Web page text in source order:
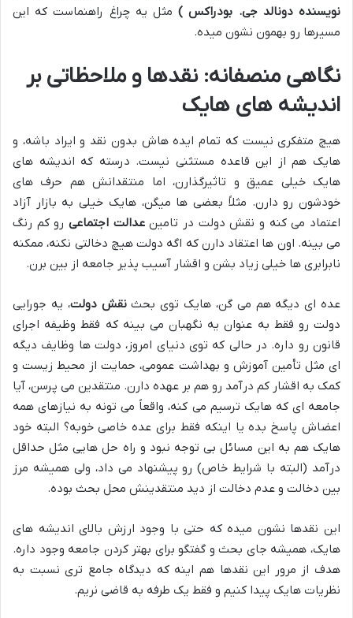
نویسنده دونالد جی. بودراکس )مثل یه چراغ راهنماست که این
مسیرها رو بهمون نشون میده.
نگاهی منصفانه: نقدها و ملاحظاتی بر
اندیشه های هایک
هیچ متفکری نیست که تمام ایده هاش بدون نقد و ایراد باشه، و
هایک هم از این قاعده مستثنی نیست. درسته که اندیشه های
هایک خیلی عمیق و تاثیرگذارن، اما منتقدانش هم حرف های
خودشون رو دارن. مثلاً بعضی ها میگن، هایک خیلی به بازار آزاد
اعتماد می کنه و نقش دولت در تامینعدالت اجتماعی رو کم رنگ
می بینه. اون ها اعتقاد دارن که اگه دولت هیچ دخالتی نکنه، ممکنه
نابرابری ها خیلی زیاد بشن و اقشار آسیب پذیر جامعه از بین برن.
عده ای دیگه هم می گن، هایک توی بحثنقش دولت، یه جورایی
دولت رو فقط به عنوان یه نگهبان می بینه که فقط وظیفه اجرای
قانون رو داره. در حالی که توی دنیای امروز، دولت ها وظایف دیگه
ای مثل تأمین آموزش و بهداشت عمومی، حمایت از محیط زیست و
کمک به اقشار کم درآمد رو هم بر عهده دارن. منتقدین می پرسن، آیا
جامعه ای که هایک ترسیم می کنه، واقعاً می تونه به نیازهای همه
اعضاش پاسخ بده یا اینکه فقط برای عده خاصی خوبه؟ البته خود
هایک هم به این مسائل بی توجه نبود و راه حل هایی مثل حداقل
درآمد (البته با شرایط خاص) رو پیشنهاد می داد، ولی همیشه مرز
بین دخالت و عدم دخالت از دید منتقدینش محل بحث بوده.
این نقدها نشون میده که حتی با وجود ارزش بالای اندیشه های
هایک، همیشه جای بحث و گفتگو برای بهتر کردن جامعه وجود داره.
هدف از مرور این نقدها هم اینه که دیدگاه جامع تری نسبت به
نظریات هایک پیدا کنیم و فقط یک طرفه به قاضی نریم.